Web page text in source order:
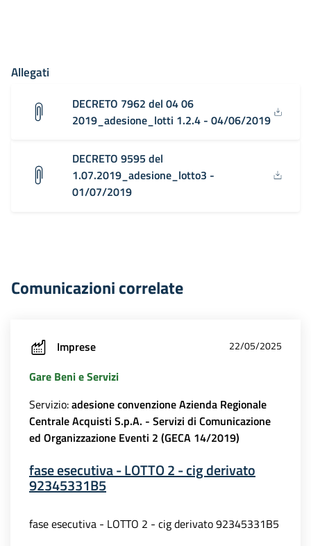
Allegati
DECRETO 7962 del 04 06
2019_adesione_lotti 1.2.4 - 04/06/2019
DECRETO 9595 del
1.07.2019_adesione_lotto3 -
01/07/2019
Comunicazioni correlate
Imprese 22/05/2025
Gare Beni e Servizi
Servizio:adesione convenzione Azienda Regionale
Centrale Acquisti S.p.A. - Servizi di Comunicazione
ed Organizzazione Eventi 2 (GECA 14/2019)
fase esecutiva - LOTTO 2 - cig derivato
92345331B5
fase esecutiva - LOTTO 2 - cig derivato 92345331B5